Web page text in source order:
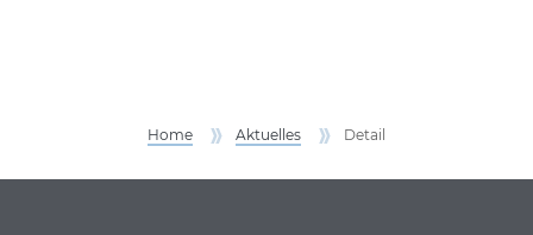
Home Aktuelles Detail
Service Informationen